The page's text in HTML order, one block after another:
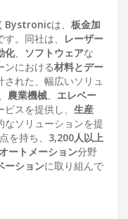
Bystronicは、 板金加
。同社は、
レーザー
化、 ソフトウェアな
ンにおける材料とデー
れた、幅広いソリュ
農業機械、 エレベー
スを提供し、 生産
なソリューションを提
を持ち、 3,200人以上
ートメーション分野
ーションに取り組んで